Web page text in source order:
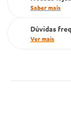
Saber mais
Dúvidas
Ver mais